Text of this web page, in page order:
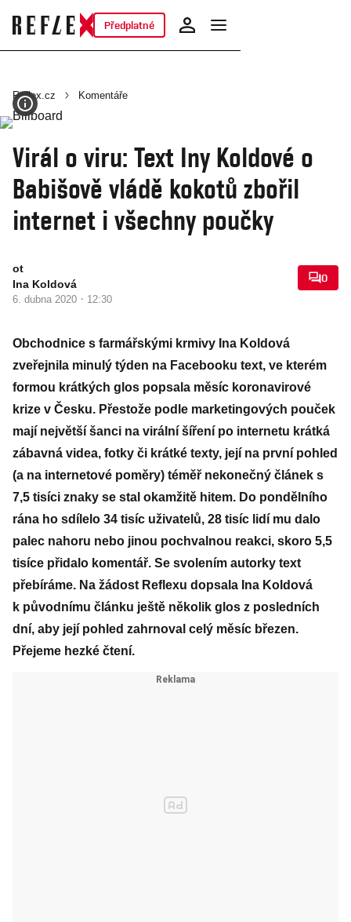
Předplatné
Reflex.cz Komentáře
Virál o viru: Text Iny Koldové o
Babišově vládě kokotů zbořil
internet i všechny poučky
ot
Ina Koldová
6. dubna 2020 · 12:30
0
Obchodnice s farmářskými krmivy Ina Koldová
zveřejnila minulý týden na Facebooku text, ve kterém
formou krátkých glos popsala měsíc koronavirové
krize v Česku. Přestože podle marketingových pouček
mají největší šanci na virální šíření po internetu krátká
zábavná videa, fotky či krátké texty, její na první pohled
(a na internetové poměry) téměř nekonečný článek s
7,5 tisíci znaky se stal okamžitě hitem. Do pondělního
rána ho sdílelo 34 tisíc uživatelů, 28 tisíc lidí mu dalo
palec nahoru nebo jinou pochvalnou reakci, skoro 5,5
tisíce přidalo komentář. Se svolením autorky text
přebíráme. Na žádost Reflexu dopsala Ina Koldová
k původnímu článku ještě několik glos z posledních
dní, aby její pohled zahrnoval celý měsíc březen.
Přejeme hezké čtení.